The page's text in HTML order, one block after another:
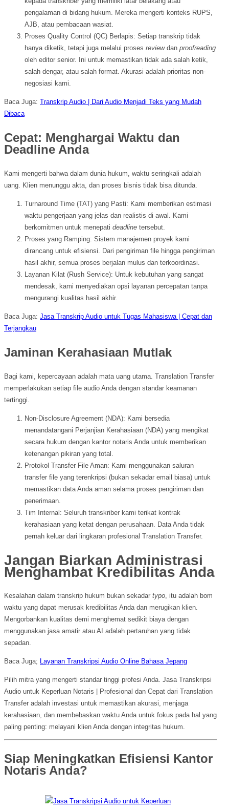
pengalaman di bidang hukum. Mereka mengerti konteks RUPS,
AJB, atau pembacaan wasiat.
Proses Quality Control (QC) Berlapis: Setiap transkrip tidak
hanya diketik, tetapi juga melalui proses reviewdan proofreading
oleh editor senior. Ini untuk memastikan tidak ada salah ketik,
salah dengar, atau salah format. Akurasi adalah prioritas non-
negosiasi kami.
Baca Juga: Transkrip Audio | Dari Audio Menjadi Teks yang Mudah
Dibaca
Cepat: Menghargai Waktu dan
Deadline Anda
Kami mengerti bahwa dalam dunia hukum, waktu seringkali adalah
uang. Klien menunggu akta, dan proses bisnis tidak bisa ditunda.
Turnaround Time (TAT) yang Pasti: Kami memberikan estimasi
waktu pengerjaan yang jelas dan realistis di awal. Kami
berkomitmen untuk menepati deadline tersebut.
Proses yang Ramping: Sistem manajemen proyek kami
dirancang untuk efisiensi. Dari pengiriman file hingga pengiriman
hasil akhir, semua proses berjalan mulus dan terkoordinasi.
Layanan Kilat (Rush Service): Untuk kebutuhan yang sangat
mendesak, kami menyediakan opsi layanan percepatan tanpa
mengurangi kualitas hasil akhir.
Baca Juga: Jasa Transkrip Audio untuk Tugas Mahasiswa | Cepat dan
Terjangkau
Jaminan Kerahasiaan Mutlak
Bagi kami, kepercayaan adalah mata uang utama. Translation Transfer
memperlakukan setiap file audio Anda dengan standar keamanan
tertinggi.
Non-Disclosure Agreement (NDA): Kami bersedia
menandatangani Perjanjian Kerahasiaan (NDA) yang mengikat
secara hukum dengan kantor notaris Anda untuk memberikan
ketenangan pikiran yang total.
Protokol Transfer File Aman: Kami menggunakan saluran
transfer file yang terenkripsi (bukan sekadar email biasa) untuk
memastikan data Anda aman selama proses pengiriman dan
penerimaan.
Tim Internal: Seluruh transkriber kami terikat kontrak
kerahasiaan yang ketat dengan perusahaan. Data Anda tidak
pernah keluar dari lingkaran profesional Translation Transfer.
Jangan Biarkan Administrasi
Menghambat Kredibilitas Anda
Kesalahan dalam transkrip hukum bukan sekadar typo , itu adalah bom
waktu yang dapat merusak kredibilitas Anda dan merugikan klien.
Mengorbankan kualitas demi menghemat sedikit biaya dengan
menggunakan jasa amatir atau AI adalah pertaruhan yang tidak
sepadan.
Baca Juga; Layanan Transkripsi Audio Online Bahasa Jepang
Pilih mitra yang mengerti standar tinggi profesi Anda. Jasa Transkripsi
Audio untuk Keperluan Notaris | Profesional dan Cepat dari Translation
Transfer adalah investasi untuk memastikan akurasi, menjaga
kerahasiaan, dan membebaskan waktu Anda untuk fokus pada hal yang
paling penting: melayani klien Anda dengan integritas hukum.
Siap Meningkatkan Efisiensi Kantor
Notaris Anda?